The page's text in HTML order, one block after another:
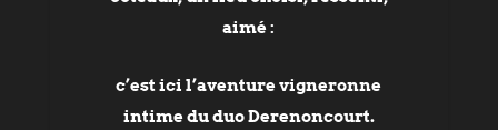
aimé :
c’est ici l’aventure vigneronne
intime du duo Derenoncourt.